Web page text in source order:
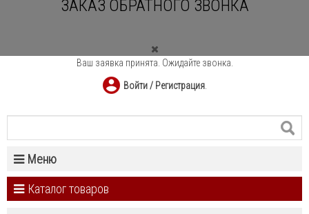
ЗАКАЗ ОБРАТНОГО ЗВОНКА
Ваш заявка принята. Ожидайте звонка.
Войти / Регистрация.
Меню
Каталог товаров